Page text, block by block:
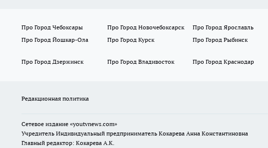
Про Город Чебоксары Про Город Новочебоксарск Про Город Ярославль
Про Город Йошкар-Ола
Про Город Курск Про Город Рыбинск
Про Город Дзержинск
Про Город Владивосток Про Город Краснодар
Редакционная политика
Сетевое издание «youtvnews.com»
Учредитель Индивидуальный предприниматель Кокарева Анна Константиновна
Главный редактор: Кокарева А.К.